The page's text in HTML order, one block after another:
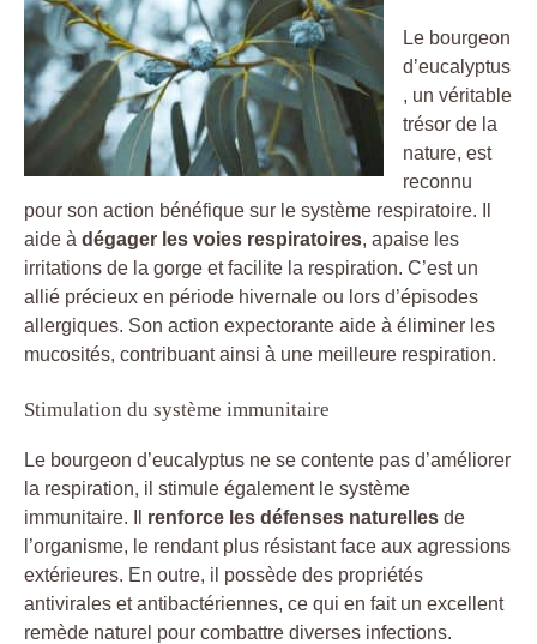
Le bourgeon
d’eucalyptus
, un véritable
trésor de la
nature, est
reconnu
pour son action bénéfique sur le système respiratoire. Il
aide à dégager les voies respiratoires, apaise les
irritations de la gorge et facilite la respiration. C’est un
allié précieux en période hivernale ou lors d’épisodes
allergiques. Son action expectorante aide à éliminer les
mucosités, contribuant ainsi à une meilleure respiration.
Stimulation du système immunitaire
Le bourgeon d’eucalyptus ne se contente pas d’améliorer
la respiration, il stimule également le système
immunitaire. Il renforce les défenses naturelles de
l’organisme, le rendant plus résistant face aux agressions
extérieures. En outre, il possède des propriétés
antivirales et antibactériennes, ce qui en fait un excellent
remède naturel pour combattre diverses infections.